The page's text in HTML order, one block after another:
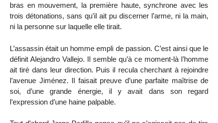
bras en mouvement, la première haute, synchrone avec les
trois détonations, sans qu’il ait pu discerner l’arme, ni la main,
ni la personne sur laquelle elle tirait.
L’assassin était un homme empli de passion. C’est ainsi que le
définit Alejandro Vallejo. Il semble qu’à ce moment-là l’homme
ait tiré dans leur direction. Puis il recula cherchant à rejoindre
l’avenue Jiménez. Il faisait preuve d’une parfaite maîtrise de
soi, d’une grande énergie, il y avait dans son regard
l’expression d’une haine palpable.